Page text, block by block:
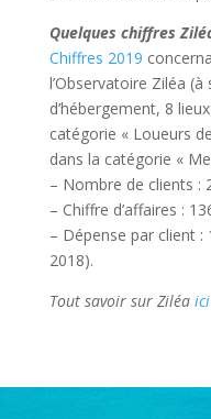
Quelques chiffres
Chiffres 2019
l’Observatoire Ziléa
d’hébergement, 8
catégorie « Loueurs
dans la catégorie «
– Nombre de clients :
– Chiffre d’affaires :
– Dépense par client
2018).
Tout savoir sur Ziléa ici